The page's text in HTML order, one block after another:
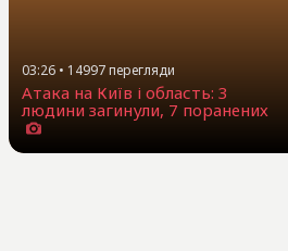
03:26 • 14997перегляди
Атака на Київ і область: 3
людини загинули, 7 поранених